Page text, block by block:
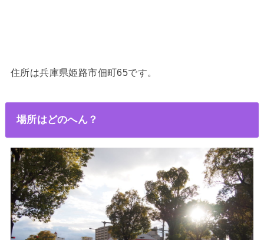
住所は兵庫県姫路市佃町65です。
場所はどのへん？